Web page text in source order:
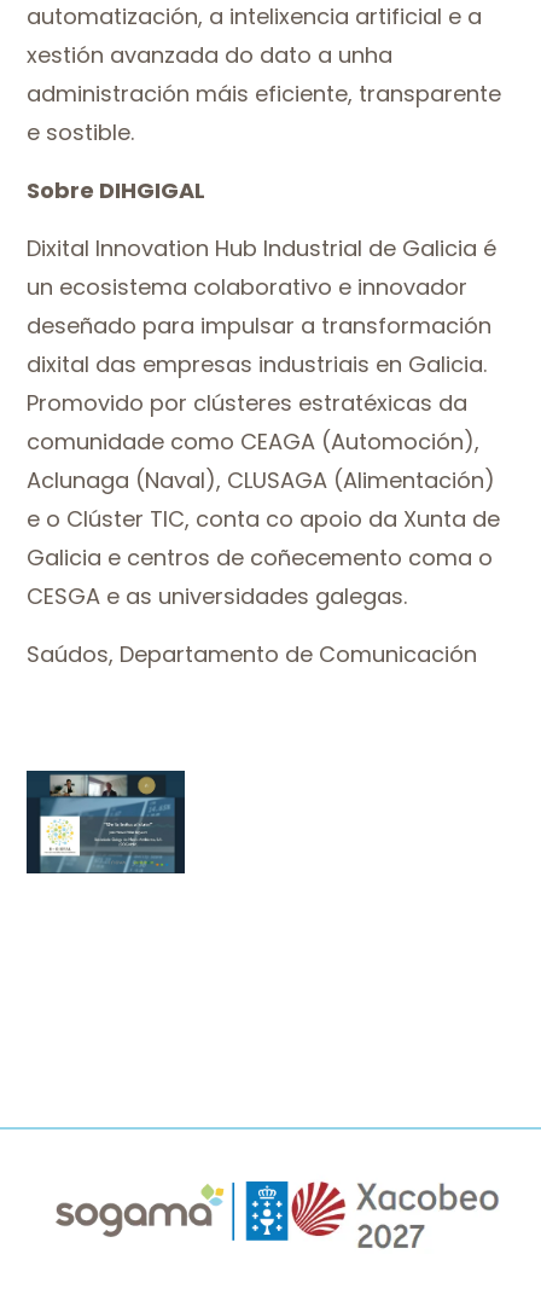
automatización, a intelixencia artificial e a
xestión avanzada do dato a unha
administración máis eficiente, transparente
e sostible.
Sobre DIHGIGAL
Dixital Innovation Hub Industrial de Galicia é
un ecosistema colaborativo e innovador
deseñado para impulsar a transformación
dixital das empresas industriais en Galicia.
Promovido por clústeres estratéxicas da
comunidade como CEAGA (Automoción),
Aclunaga (Naval), CLUSAGA (Alimentación)
e o Clúster TIC, conta co apoio da Xunta de
Galicia e centros de coñecemento coma o
CESGA e as universidades galegas.
Saúdos, Departamento de Comunicación
Imaxe